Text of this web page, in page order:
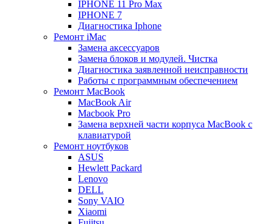
IPHONE 11 Pro Max
IPHONE 7
Диагностика Iphone
Ремонт iMac
Замена аксессуаров
Замена блоков и модулей. Чистка
Диагностика заявленной неисправности
Работы с программным обеспечением
Ремонт MacBook
MacBook Air
Macbook Pro
Замена верхней части корпуса MacBook с
клавиатурой
Ремонт ноутбуков
ASUS
Hewlett Packard
Lenovo
DELL
Sony VAIO
Xiaomi